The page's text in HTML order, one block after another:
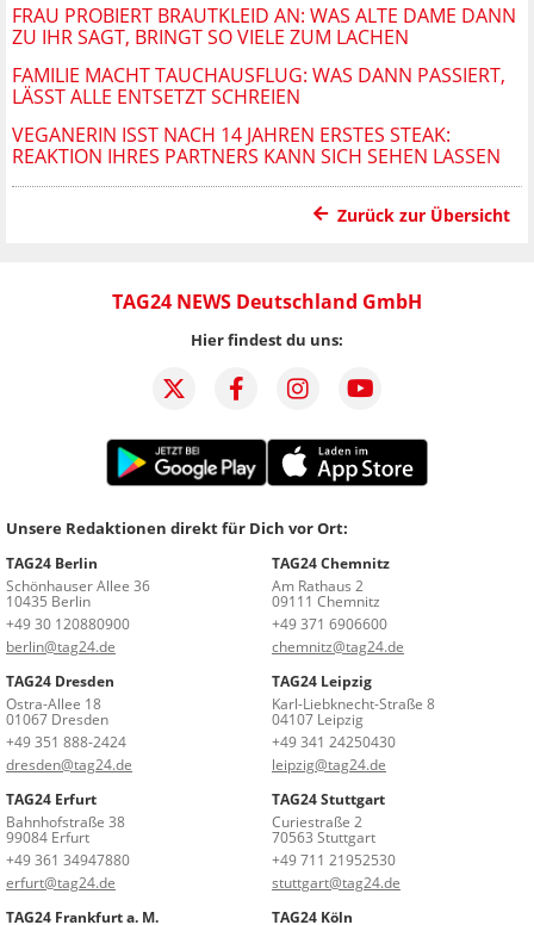
FRAU PROBIERT BRAUTKLEID AN: WAS ALTE DAME DANN
ZU IHR SAGT, BRINGT SO VIELE ZUM LACHEN
FAMILIE MACHT TAUCHAUSFLUG: WAS DANN PASSIERT,
LÄSST ALLE ENTSETZT SCHREIEN
VEGANERIN ISST NACH 14 JAHREN ERSTES STEAK:
REAKTION IHRES PARTNERS KANN SICH SEHEN LASSEN
Zurück zur Übersicht
TAG24 NEWS Deutschland GmbH
Hier findest du uns:
Unsere Redaktionen direkt für Dich vor Ort:
TAG24 Berlin
Schönhauser Allee 36
10435 Berlin
+49 30 120880900
berlin@tag24.de
TAG24 Chemnitz
Am Rathaus 2
09111 Chemnitz
+49 371 6906600
chemnitz@tag24.de
TAG24 Dresden
Ostra-Allee 18
01067 Dresden
+49 351 888-2424
dresden@tag24.de
TAG24 Leipzig
Karl-Liebknecht-Straße 8
04107 Leipzig
+49 341 24250430
leipzig@tag24.de
TAG24 Erfurt
Bahnhofstraße 38
99084 Erfurt
+49 361 34947880
erfurt@tag24.de
TAG24 Stuttgart
Curiestraße 2
70563 Stuttgart
+49 711 21952530
stuttgart@tag24.de
TAG24 Frankfurt a. M.
TAG24 Köln